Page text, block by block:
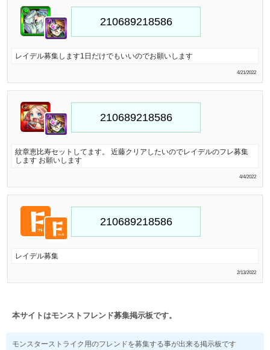
レイデル募集します1日だけでもいいのでお願いします
4/21/2022
紋章恵比寿セットしてます。 近藤クリアしたいのでレイデルのフレ募集
します お願いします
4/4/2022
レイデル募集
2/13/2022
本サイトはモンストフレンド募集掲示板です。
モンスターストライク用のフレンドを募集する事が出来る掲示板です